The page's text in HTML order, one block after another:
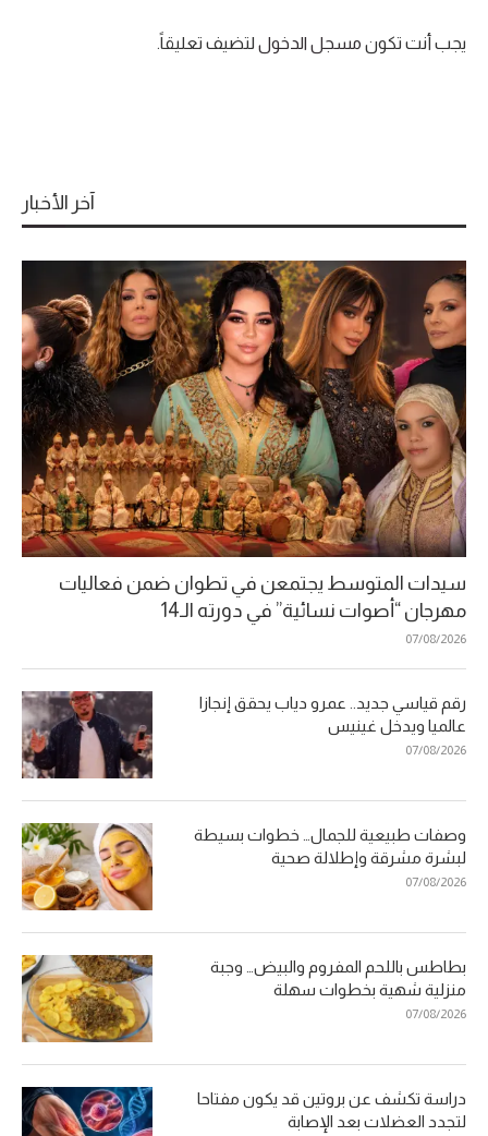
يجب أنت تكون مسجل الدخول لتضيف تعليقاً.
آخر الأخبار
سيدات المتوسط يجتمعن في تطوان ضمن فعاليات
مهرجان “أصوات نسائية” في دورته الـ14
07/08/2026
رقم قياسي جديد.. عمرو دياب يحقق إنجازا
عالميا ويدخل غينيس
07/08/2026
وصفات طبيعية للجمال… خطوات بسيطة
لبشرة مشرقة وإطلالة صحية
07/08/2026
بطاطس باللحم المفروم والبيض… وجبة
منزلية شهية بخطوات سهلة
07/08/2026
دراسة تكشف عن بروتين قد يكون مفتاحا
لتجدد العضلات بعد الإصابة